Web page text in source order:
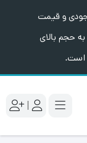
و قیمت
حجم بالای
است.
|